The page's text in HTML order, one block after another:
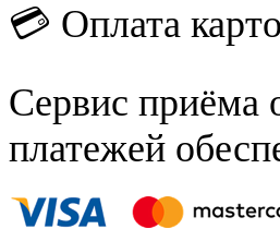
💳 Оплата
Сервис приёма
платежей